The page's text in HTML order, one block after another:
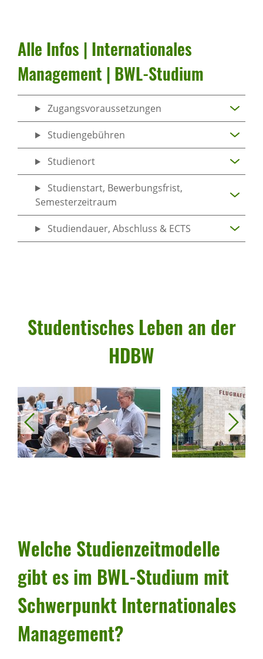
Alle Infos | Inter­na­ti­o­nales
Manage­ment | BWL-Studium
Zugangsvoraussetzungen
Studiengebühren
Studienort
Studienstart, Bewerbungsfrist,
Semesterzeitraum
Studiendauer, Abschluss & ECTS
Studen­ti­sches Leben an der
HDBW
vorheriges nächstes
Welche Studi­en­zeit­mo­delle
gibt es im BWL-Studium mit
Schwer­punkt Inter­na­ti­o­nales
Manage­ment?